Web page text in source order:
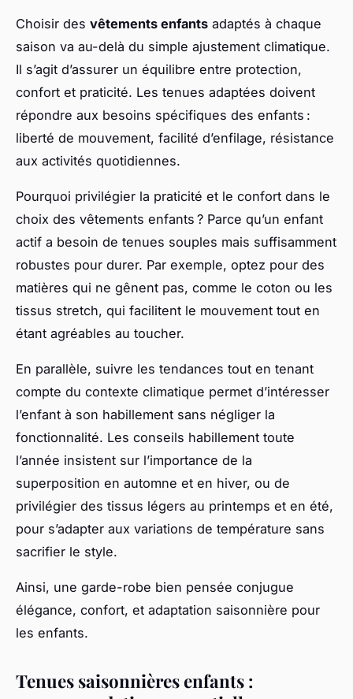
Choisir des vêtements enfants adaptés à chaque
saison va au-delà du simple ajustement climatique.
Il s’agit d’assurer un équilibre entre protection,
confort et praticité. Les tenues adaptées doivent
répondre aux besoins spécifiques des enfants :
liberté de mouvement, facilité d’enfilage, résistance
aux activités quotidiennes.
Pourquoi privilégier la praticité et le confort dans le
choix des vêtements enfants ? Parce qu’un enfant
actif a besoin de tenues souples mais suffisamment
robustes pour durer. Par exemple, optez pour des
matières qui ne gênent pas, comme le coton ou les
tissus stretch, qui facilitent le mouvement tout en
étant agréables au toucher.
En parallèle, suivre les tendances tout en tenant
compte du contexte climatique permet d’intéresser
l’enfant à son habillement sans négliger la
fonctionnalité. Les conseils habillement toute
l’année insistent sur l’importance de la
superposition en automne et en hiver, ou de
privilégier des tissus légers au printemps et en été,
pour s’adapter aux variations de température sans
sacrifier le style.
Ainsi, une garde-robe bien pensée conjugue
élégance, confort, et adaptation saisonnière pour
les enfants.
Tenues saisonnières enfants :